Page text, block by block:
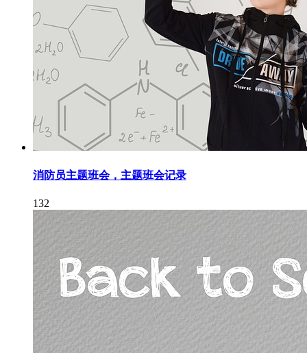
消防员主题班会，主题班会记录
132